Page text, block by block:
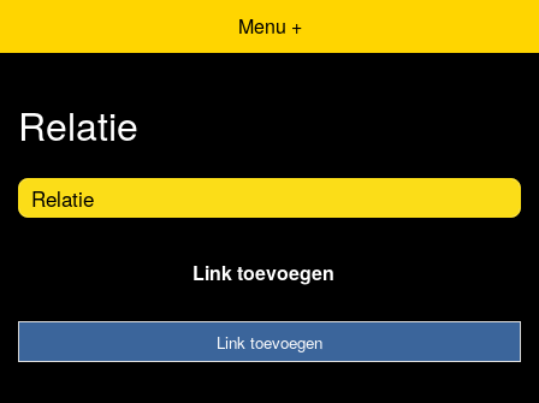
Menu +
Relatie
Relatie
Link toevoegen
Link toevoegen